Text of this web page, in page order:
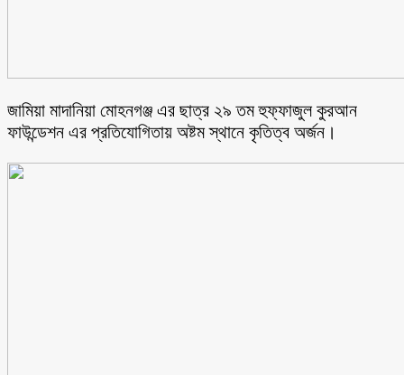
জামিয়া মাদানিয়া মোহনগঞ্জ এর ছাত্র ২৯ তম হুফ্ফাজুল কুরআন
ফাউন্ডেশন এর প্রতিযোগিতায় অষ্টম স্থানে কৃতিত্ব অর্জন।